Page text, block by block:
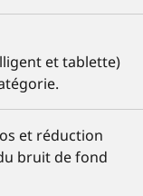
et tablette)
et réduction
bruit de fond